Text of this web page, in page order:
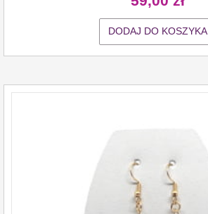
DODAJ DO KOSZYKA